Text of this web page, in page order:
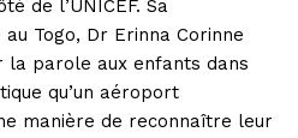
de l’UNICEF. Sa
Togo, Dr Erinna Corinne
la parole aux enfants dans
qu’un aéroport
manière de reconnaître leur